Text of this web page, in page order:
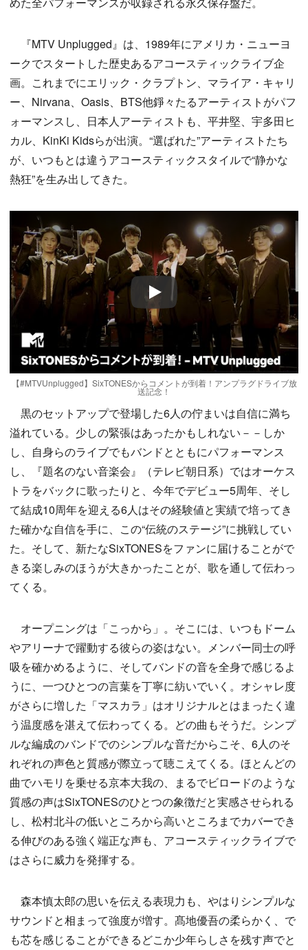
『MTV Unplugged』は、1989年にアメリカ・ニューヨ
ークでスタートした歴史あるアコースティックライブ企
画。これまでにエリック・クラプトン、マライア・キャリ
ー、Nirvana、Oasis、BTS他錚々たるアーティストがパフ
ォーマンスし、日本人アーティストも、平井堅、宇多田ヒ
カル、KinKi Kidsらが出演。“選ばれた”アーティストたち
が、いつもとは違うアコースティックスタイルで“静かな
熱狂”を生み出してきた。
Play
【#MTVUnplugged】SixTONESからコメントが到着！アンプラグドライブ放
送記念！
黒のセットアップで登場した6人の佇まいは自信に満ち
溢れている。少しの緊張はあったかもしれない－－しか
し、自身らのライブでもバンドとともにパフォーマンス
し、『題名のない音楽会』（テレビ朝日系）ではオーケス
トラをバックに歌ったりと、今年でデビュー5周年、そし
て結成10周年を迎える6人はその経験値と実績で培ってき
た確かな自信を手に、この“伝統のステージ”に挑戦してい
た。そして、新たなSixTONESをファンに届けることがで
きる楽しみのほうが大きかったことが、歌を通して伝わっ
てくる。
オープニングは「こっから」。そこには、いつもドーム
やアリーナで躍動する彼らの姿はない。メンバー同士の呼
吸を確かめるように、そしてバンドの音を全身で感じるよ
うに、一つひとつの言葉を丁寧に紡いでいく。オシャレ度
がさらに増した「マスカラ」はオリジナルとはまったく違
う温度感を湛えて伝わってくる。どの曲もそうだ。シンプ
ルな編成のバンドでのシンプルな音だからこそ、6人のそ
れぞれの声色と質感が際立って聴こえてくる。ほとんどの
曲でハモリを乗せる京本大我の、まるでビロードのような
質感の声はSixTONESのひとつの象徴だと実感させられる
し、松村北斗の低いところから高いところまでカバーでき
る伸びのある強く端正な声も、アコースティックライブで
はさらに威力を発揮する。
森本慎太郎の思いを伝える表現力も、やはりシンプルな
サウンドと相まって強度が増す。髙地優吾の柔らかく、で
も芯を感じることができるどこか少年らしさを残す声でと